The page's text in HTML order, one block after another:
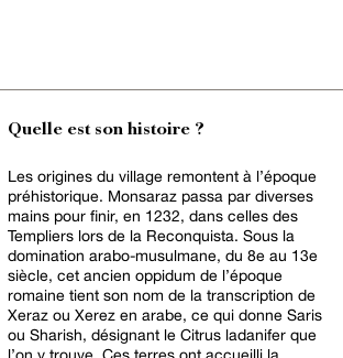
Quelle est son histoire ?
Les origines du village remontent à l’époque
préhistorique. Monsaraz passa par diverses
mains pour finir, en 1232, dans celles des
Templiers lors de la Reconquista. Sous la
domination arabo-musulmane, du 8e au 13e
siècle, cet ancien oppidum de l’époque
romaine tient son nom de la transcription de
Xeraz ou Xerez en arabe, ce qui donne Saris
ou Sharish, désignant le Citrus ladanifer que